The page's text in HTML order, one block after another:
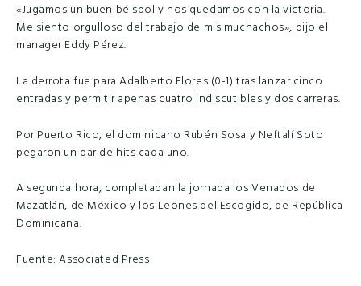
«Jugamos un buen béisbol y nos quedamos con la victoria.
Me siento orgulloso del trabajo de mis muchachos», dijo el
manager Eddy Pérez.
La derrota fue para Adalberto Flores (0-1) tras lanzar cinco
entradas y permitir apenas cuatro indiscutibles y dos carreras.
Por Puerto Rico, el dominicano Rubén Sosa y Neftalí Soto
pegaron un par de hits cada uno.
A segunda hora, completaban la jornada los Venados de
Mazatlán, de México y los Leones del Escogido, de República
Dominicana.
Fuente: Associated Press